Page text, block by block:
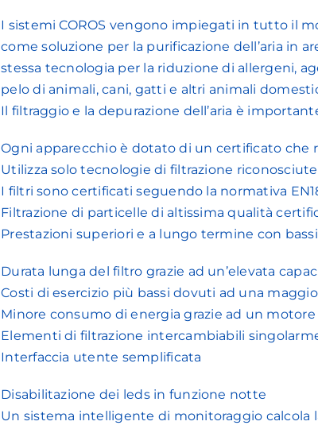
I sistemi COROS vengono impiegati in tutto il
come soluzione per la purificazione dell’aria in
stessa tecnologia per la riduzione di allergeni,
pelo di animali, cani, gatti e altri animali
Il filtraggio e la depurazione dell’aria è
Ogni apparecchio è dotato di un certificato che
Utilizza solo tecnologie di filtrazione
I filtri sono certificati seguendo la normativa
Filtrazione di particelle di altissima qualità
Prestazioni superiori e a lungo termine con
Durata lunga del filtro grazie ad un’elevata
Costi di esercizio più bassi dovuti ad una
Minore consumo di energia grazie ad un
Elementi di filtrazione intercambiabili
Interfaccia utente semplificata
Disabilitazione dei leds in funzione notte
Un sistema intelligente di monitoraggio calcola